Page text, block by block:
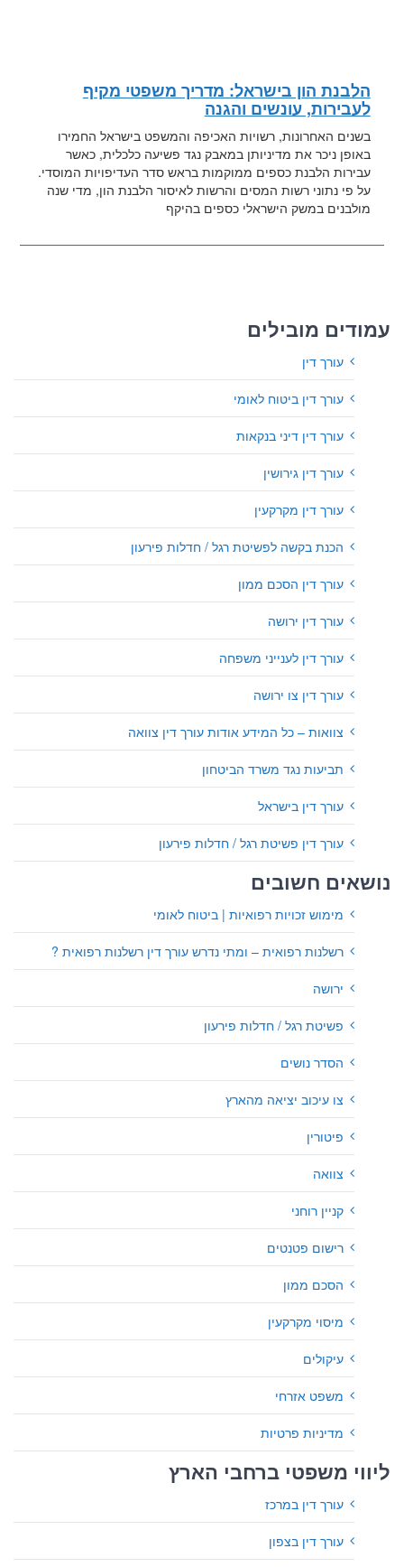
הלבנת הון בישראל: מדריך משפטי מקיף
לעבירות, עונשים והגנה
בשנים האחרונות, רשויות האכיפה והמשפט בישראל החמירו
באופן ניכר את מדיניותן במאבק נגד פשיעה כלכלית, כאשר
עבירות הלבנת כספים ממוקמות בראש סדר העדיפויות המוסדי.
על פי נתוני רשות המסים והרשות לאיסור הלבנת הון, מדי שנה
מולבנים במשק הישראלי כספים בהיקף
עמודים מובילים
עורך דין
עורך דין ביטוח לאומי
עורך דין דיני בנקאות
עורך דין גירושין
עורך דין מקרקעין
הכנת בקשה לפשיטת רגל / חדלות פירעון
עורך דין הסכם ממון
עורך דין ירושה
עורך דין לענייני משפחה
עורך דין צו ירושה
צוואות – כל המידע אודות עורך דין צוואה
תביעות נגד משרד הביטחון
עורך דין בישראל
עורך דין פשיטת רגל / חדלות פירעון
נושאים חשובים
מימוש זכויות רפואיות | ביטוח לאומי
רשלנות רפואית – ומתי נדרש עורך דין רשלנות רפואית ?
ירושה
פשיטת רגל / חדלות פירעון
הסדר נושים
צו עיכוב יציאה מהארץ
פיטורין
צוואה
קניין רוחני
רישום פטנטים
הסכם ממון
מיסוי מקרקעין
עיקולים
משפט אזרחי
מדיניות פרטיות
ליווי משפטי ברחבי הארץ
עורך דין במרכז
עורך דין בצפון